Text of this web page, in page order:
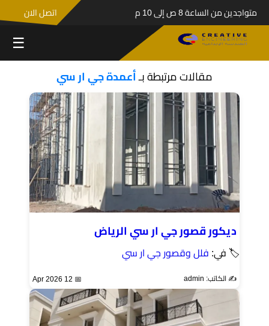
متواجدين من الساعة 8 ص إلى 10 م اتصل الان
☰
مقالات مرتبطة بـأعمدة جي ار سي
ديكور قصور جي ار سي الرياض
🏷 في: فلل وقصور جي ار سي
✍️ الكاتب: admin 📅 12 Apr 2026